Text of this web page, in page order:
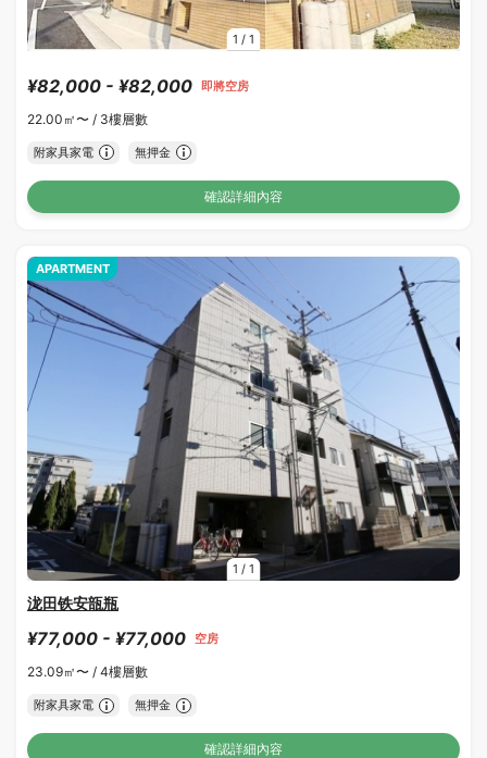
1 / 1
¥82,000 - ¥82,000 即將空房
22.00㎡〜 / 3樓層數
附家具家電 無押金
確認詳細內容
1 / 1
APARTMENT
泷田铁安瓿瓶
¥77,000 - ¥77,000 空房
23.09㎡〜 / 4樓層數
附家具家電 無押金
確認詳細內容